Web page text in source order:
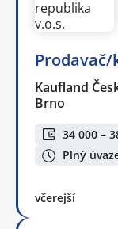
Prodavač/
Kaufland
Brno
34 000 –
Plný
včerejší